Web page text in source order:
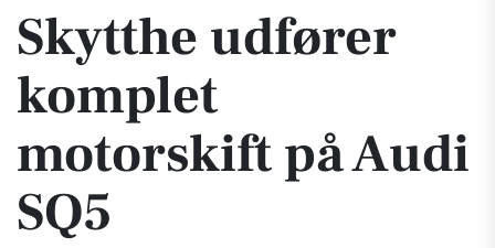
Skytthe udfører
komplet
motorskift på Audi
SQ5